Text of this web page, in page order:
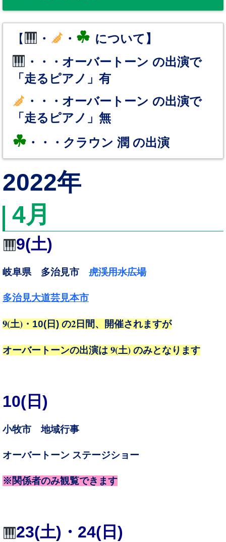
【 ・ ・ ☘ について】
・・・オーバートーン の出演で
「走るピアノ」有
・・・オーバートーン の出演で
「走るピアノ」無
☘ ・・・クラウン 潤 の出演
2022年
4月
9(土)
岐阜県 多治見市 虎渓用水広場
多治見大道芸見本市
9(土) ・10( 日) の2 日間、開催されますが
オーバートーンの出演は 9(土) のみとなります
10(日)
小牧市 地域行事
オーバートーン ステージショー
※関係者のみ観覧できます
23(土)・24(日)